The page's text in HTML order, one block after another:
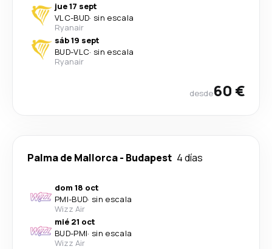
jue 17 sept
VLC-BUD· sin escala
Ryanair
sáb 19 sept
BUD-VLC· sin escala
Ryanair
desde60 €
Palma de Mallorca- Budapest 4 días
dom 18 oct
PMI-BUD· sin escala
Wizz Air
mié 21 oct
BUD-PMI· sin escala
Wizz Air